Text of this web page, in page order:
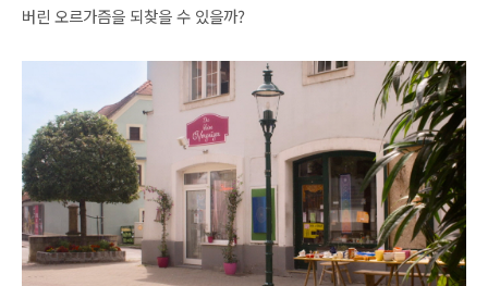
버린 오르가즘을 되찾을 수 있을까?